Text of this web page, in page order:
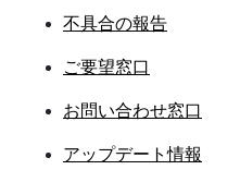
不具合の報告
ご要望窓口
お問い合わせ窓口
アップデート情報